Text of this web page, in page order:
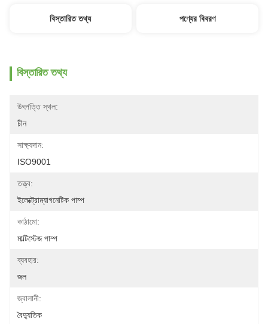
বিস্তারিত তথ্য পণ্যের বিবরণ
বিস্তারিত তথ্য
উৎপত্তি স্থল:
চীন
সাক্ষ্যদান:
ISO9001
তত্ত্ব:
ইলেক্ট্রোম্যাগনেটিক পাম্প
কাঠামো:
মাল্টিস্টেজ পাম্প
ব্যবহার:
জল
জ্বালানী:
বৈদ্যুতিক